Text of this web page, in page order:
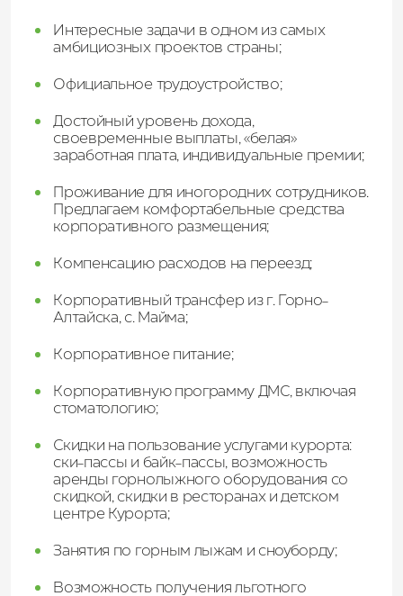
Интересные задачи в одном из самых
амбициозных проектов страны;
Официальное трудоустройство;
Достойный уровень дохода,
своевременные выплаты, «белая»
заработная плата, индивидуальные премии;
Проживание для иногородних сотрудников.
Предлагаем комфортабельные средства
корпоративного размещения;
Компенсацию расходов на переезд;
Корпоративный трансфер из г. Горно-
Алтайска, с. Майма;
Корпоративное питание;
Корпоративную программу ДМС, включая
стоматологию;
Скидки на пользование услугами курорта:
ски-пассы и байк-пассы, возможность
аренды горнолыжного оборудования со
скидкой, скидки в ресторанах и детском
центре Курорта;
Занятия по горным лыжам и сноуборду;
Возможность получения льготного